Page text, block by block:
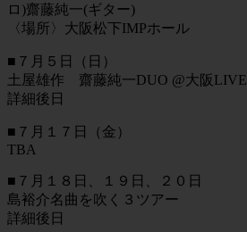
ロ)齋藤純一(ギター)
〈場所〉大阪松下IMPホール
■７月５日（日）
土屋雄作 齋藤純一DUO @大阪LIVE
詳細後日
■７月１７日（金）
TBA
■７月１８日、１９日、２０日
島裕介名曲を吹く３ツアー
詳細後日